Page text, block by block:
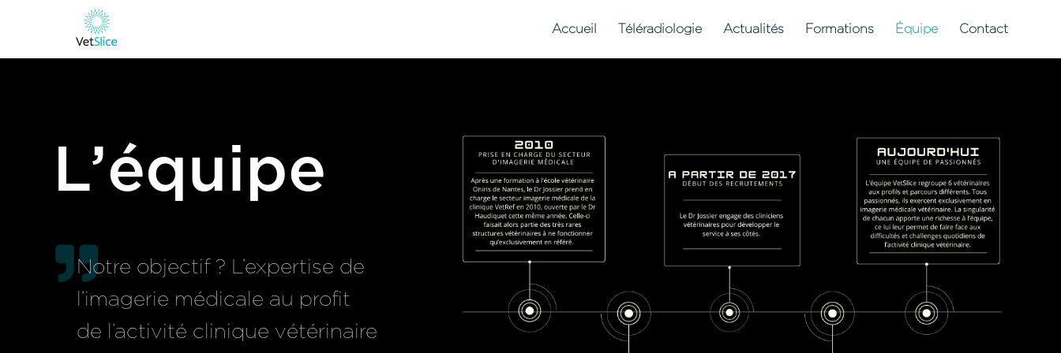
Accueil Téléradiologie Actualités Formations Équipe Contact
L’équipe
Notre objectif ? L’expertise de
l’imagerie médicale au profit
de l’activité clinique vétérinaire